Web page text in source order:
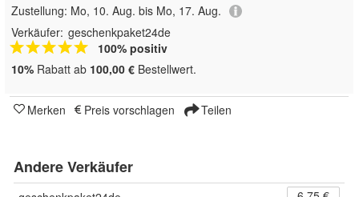
Zustellung: Mo, 10. Aug. bis Mo, 17. Aug.
Verkäufer: geschenkpaket24de
100% positiv
10% Rabatt ab 100,00 € Bestellwert.
Merken Preis vorschlagen Teilen
Andere Verkäufer